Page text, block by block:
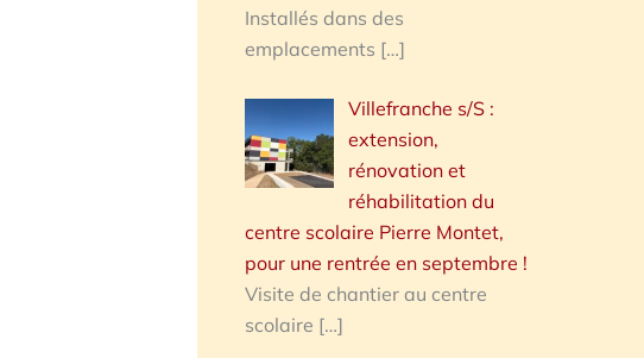
Installés dans des
emplacements […]
Villefranche s/S :
extension,
rénovation et
réhabilitation du
centre scolaire Pierre Montet,
pour une rentrée en septembre !
Visite de chantier au centre
scolaire […]